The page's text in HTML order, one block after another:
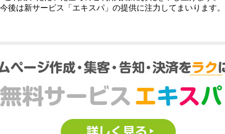
今後は新サービス「エキスパ」の提供に注力してまいります。